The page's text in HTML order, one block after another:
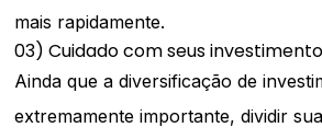
mais rapidamente.
03) Cuidado com seus
Ainda que a diversificação de
extremamente importante, dividir